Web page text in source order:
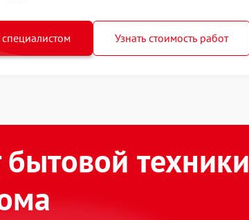
специалистом Узнать стоимость работ
техники